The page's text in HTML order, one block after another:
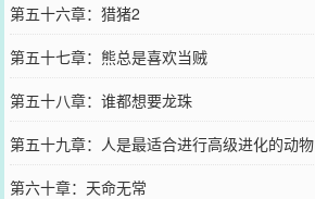
第五十六章：猎猪2
第五十七章：熊总是喜欢当贼
第五十八章：谁都想要龙珠
第五十九章：人是最适合进行高级进化的动物
第六十章：天命无常